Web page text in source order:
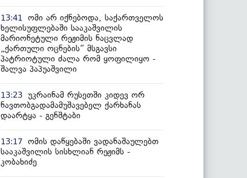
13:41
ომი არ იქნებოდა, საქართველოს
ხელისუფლებაში სააკაშვილის
მარიონეტული რეჟიმის ნაცვლად
„ქართული ოცნების“ მსგავსი
პატრიოტული ძალა რომ ყოფილიყო -
შალვა პაპუაშვილი
13:23 უკრაინამ რუსეთში კიდევ ორ
ნავთობგადამამუშავებელ ქარხანას
დაარტყა - გენშტაბი
13:17 ომის დაწყებაში ვადანაშაულებთ
სააკაშვილის სისხლიან რეჟიმს -
კობახიძე